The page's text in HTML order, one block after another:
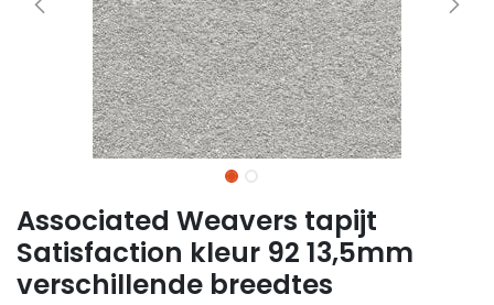
Associated Weavers tapijt
Satisfaction kleur 92 13,5mm
verschillende breedtes